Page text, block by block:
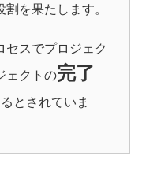
を果たします。
スでプロジェク
ェクトの完了
とされていま